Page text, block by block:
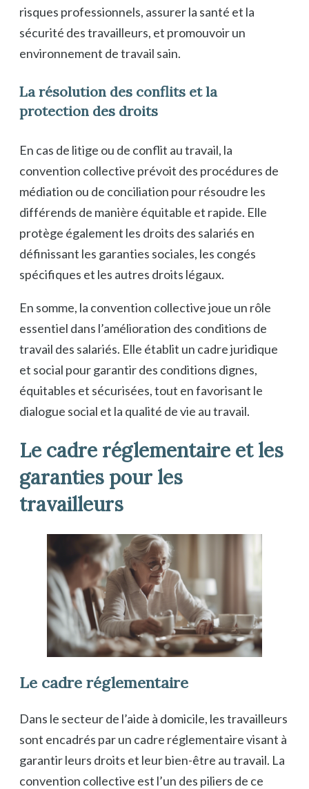
risques professionnels, assurer la santé et la
sécurité des travailleurs, et promouvoir un
environnement de travail sain.
La résolution des conflits et la
protection des droits
En cas de litige ou de conflit au travail, la
convention collective prévoit des procédures de
médiation ou de conciliation pour résoudre les
différends de manière équitable et rapide. Elle
protège également les droits des salariés en
définissant les garanties sociales, les congés
spécifiques et les autres droits légaux.
En somme, la convention collective joue un rôle
essentiel dans l’amélioration des conditions de
travail des salariés. Elle établit un cadre juridique
et social pour garantir des conditions dignes,
équitables et sécurisées, tout en favorisant le
dialogue social et la qualité de vie au travail.
Le cadre réglementaire et les
garanties pour les
travailleurs
Le cadre réglementaire
Dans le secteur de l’aide à domicile, les travailleurs
sont encadrés par un cadre réglementaire visant à
garantir leurs droits et leur bien-être au travail. La
convention collective est l’un des piliers de ce